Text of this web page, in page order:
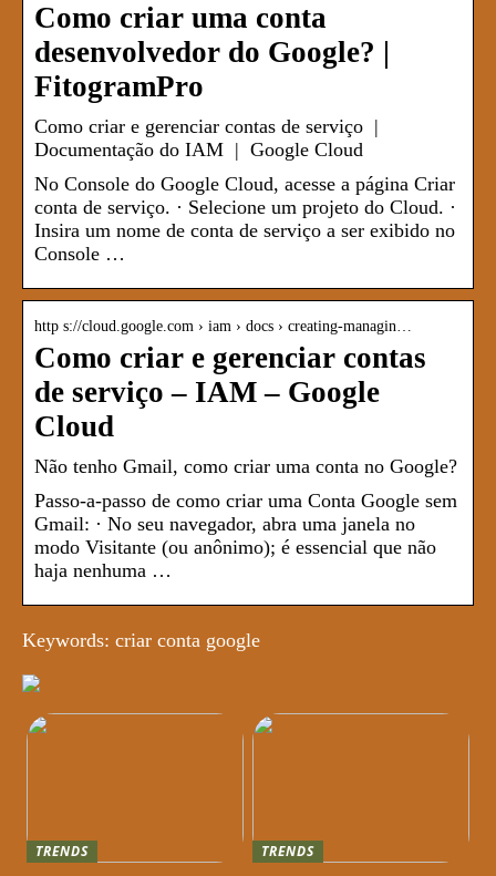
Como criar uma conta
desenvolvedor do Google? |
FitogramPro
Como criar e gerenciar contas de serviço |
Documentação do IAM | Google Cloud
No Console do Google Cloud, acesse a página Criar
conta de serviço. · Selecione um projeto do Cloud. ·
Insira um nome de conta de serviço a ser exibido no
Console …
http s://cloud.google.com › iam › docs › creating-managin…
Como criar e gerenciar contas
de serviço – IAM – Google
Cloud
Não tenho Gmail, como criar uma conta no Google?
Passo-a-passo de como criar uma Conta Google sem
Gmail: · No seu navegador, abra uma janela no
modo Visitante (ou anônimo); é essencial que não
haja nenhuma …
Keywords: criar conta google
TRENDS
TRENDS